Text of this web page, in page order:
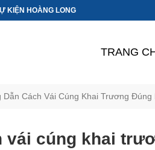
KIỆN HOÀNG LONG
TRANG
Dẫn Cách Vái Cúng Khai Trương Đúng
vái cúng khai